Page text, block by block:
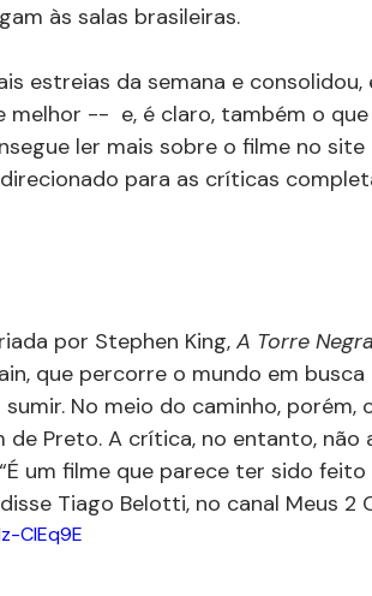
às salas brasileiras.
estreias da semana e consolidou,
melhor --  e, é claro, também o
ler mais sobre o filme no site
para as críticas
por Stephen King, A Torre Negra
que percorre o mundo em
No meio do caminho, porém,
Preto. A crítica, no entanto, não
um filme que parece ter sido feito
Tiago Belotti, no canal Meus 2
CIEq9E